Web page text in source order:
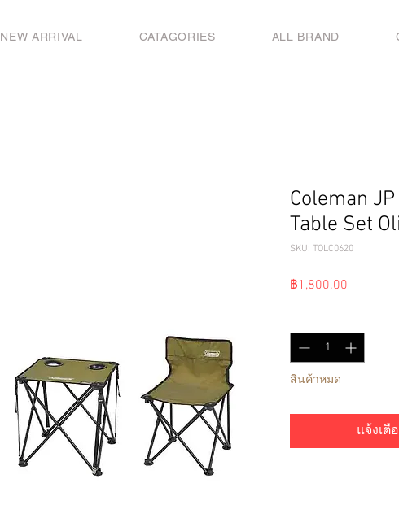
NEW ARRIVAL CATAGORIES ALL BRAND
Coleman
Table Set
SKU: TOLC0620
฿1,800.00
สินค้าหมด
แจ้งเตื